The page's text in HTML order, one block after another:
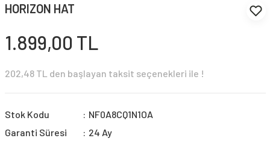
HORIZON HAT
1.899,00 TL
202,48 TL den başlayan taksit seçenekleri ile !
Stok Kodu
NF0A8CQ1N1OA
Garanti Süresi
24 Ay